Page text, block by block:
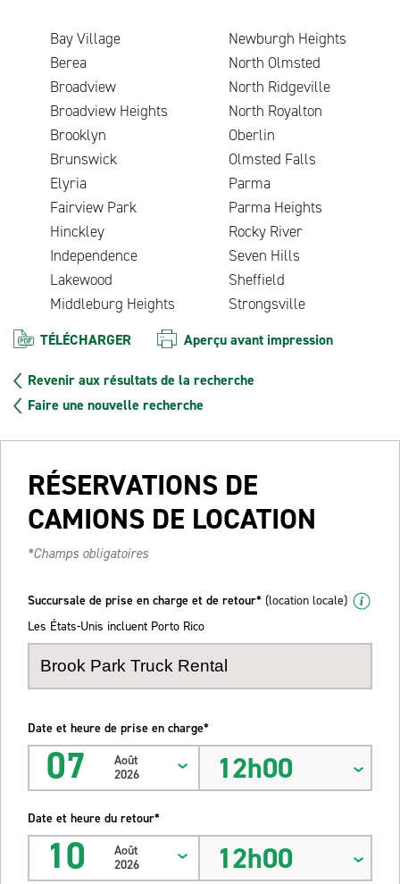
Bay Village
Newburgh Heights
Berea
North Olmsted
Broadview
North Ridgeville
Broadview Heights
North Royalton
Brooklyn
Oberlin
Brunswick
Olmsted Falls
Elyria
Parma
Fairview Park
Parma Heights
Hinckley
Rocky River
Independence
Seven Hills
Lakewood
Sheffield
Middleburg Heights
Strongsville
TÉLÉCHARGER Aperçu avant impression
Revenir aux résultats de la recherche
Faire une nouvelle recherche
RÉSERVATIONS DE
CAMIONS DE LOCATION
*Champs obligatoires
Succursale de prise en charge et de retour* (location locale)
Les États-Unis incluent Porto Rico
Date et heure de prise en charge*
07
Août
2026
12h00
Date et heure du retour*
10
Août
2026
12h00